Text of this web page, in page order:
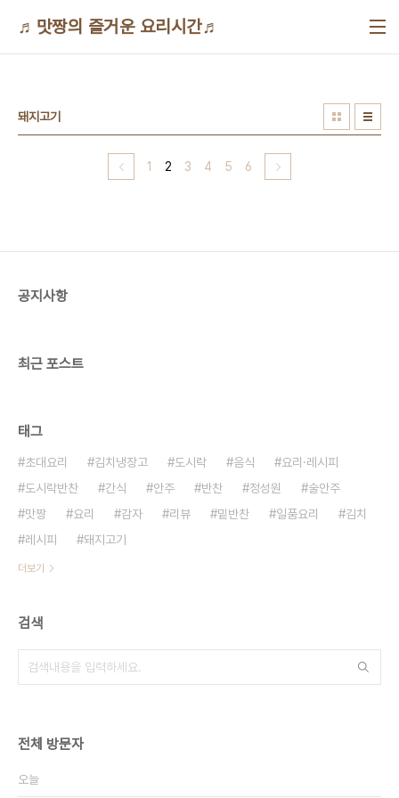
♬맛짱의 즐거운 요리시간♬
돼지고기
1 2 3 4 5 6
공지사항
최근 포스트
태그
초대요리 김치냉장고 도시락 음식
요리·레시피
도시락반찬
간식 안주 반찬 정성원
술안주
맛짱
요리 감자 리뷰 밑반찬 일품요리
김치
레시피
돼지고기
더보기
검색
전체 방문자
오늘